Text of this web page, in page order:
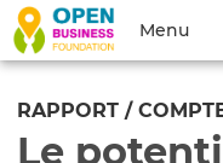
Menu
du
compte
de
Menu
Toggle
RAPPORT /
Le